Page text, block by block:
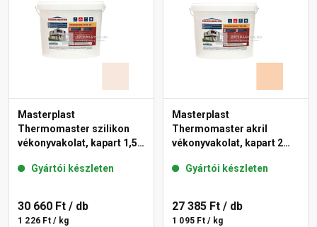
Masterplast
Thermomaster szilikon
vékonyvakolat, kapart 1,5
Gyártói készleten
30 660 Ft / db
1 226 Ft / kg
Masterplast
Thermomaster akril
vékonyvakolat, kapart 2
Gyártói készleten
27 385 Ft / db
1 095 Ft / kg